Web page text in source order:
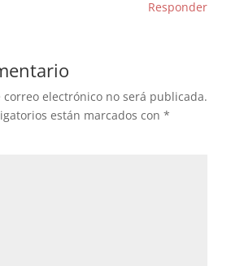
Responder
electrónico no será publicada.
están marcados con *